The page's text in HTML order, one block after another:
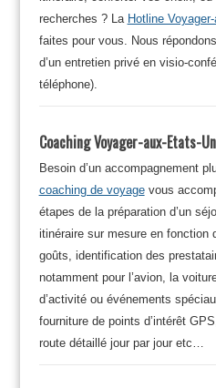
recherches ? La Hotline
faites pour vous. Nous
d’un entretien privé en visio-
téléphone).
Coaching Voyager-aux-Etats-
Besoin d’un accompagnement
coaching de voyagevous
étapes de la préparation d’un
itinéraire sur mesure en fonction
goûts, identification des
notamment pour l’avion, la
d’activité ou événements
fourniture de points d’intérêt
route détaillé jour par jour etc…